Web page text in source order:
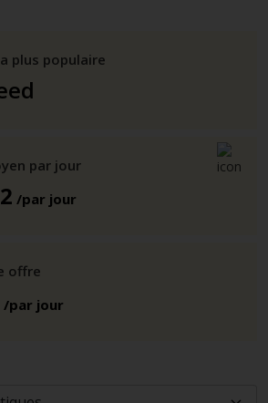
plus populaire
par jour
/par jour
offre
/par jour